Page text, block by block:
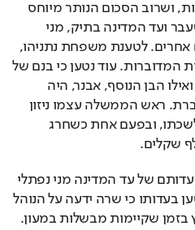
דרשה היו עבור ארוחות מדיניות, ושרוב הסכום הנותר מיוחס
להזמנות שביצע אב הבית לשעבר ועד המדינה בתיק, מני
נפתלי, ומקצתו על ידי עובדים אחרים. לטענת משפחת נתניהו,
שרה לא נגעה בדבר מהארוחות המדוברות. עוד נטען כי בנם של
הזוג נתניהו, יאיר, הוא צמחוני ואילו הבן הנוסף, אבנר, היה
בשירות צבאי בתקופה המדוברת. ראש הממשלה עצמו ניזון
מתקציב אש"ל המוקצב לו בלשכתו, ובפעם אחת כשחרג
תיק המעונות נסמך ברובו על עדותם של עד המדינה מני נפתלי
ועובד המעון מאיר כהן. כהן טען בעדותו כי שרה ידעה על הנוהל
שקיימות מבשלות במעון.